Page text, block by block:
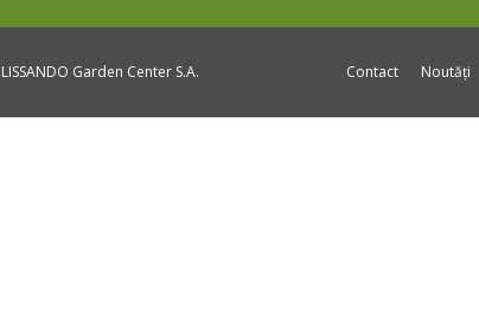
Garden Center S.A. Contact Noutăți